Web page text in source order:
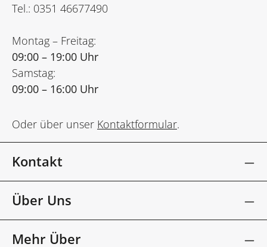
Tel.: 0351 46677490
Montag – Freitag:
09:00 – 19:00 Uhr
Samstag:
09:00 – 16:00 Uhr
Oder über unser Kontaktformular.
Kontakt
Über Uns
Mehr Über